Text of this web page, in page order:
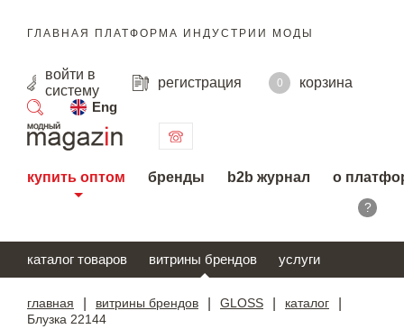
ГЛАВНАЯ ПЛАТФОРМА ИНДУСТРИИ МОДЫ
войти в
систему
регистрация 0
корзина
Eng
поиск
купить оптом бренды b2b журнал о
?
каталог товаров витрины брендов услуги
главная витрины брендов GLOSS каталог
Блузка 22144